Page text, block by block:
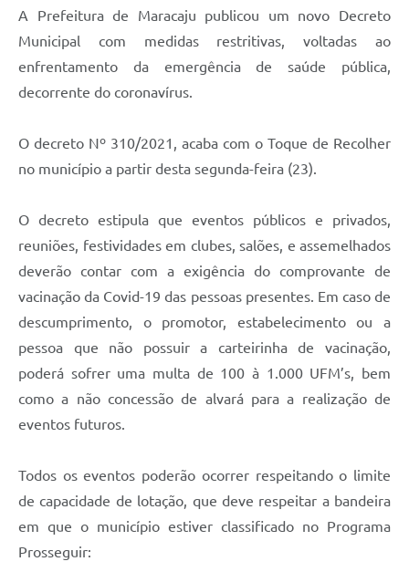
A Prefeitura de Maracaju publicou um novo Decreto
Municipal com medidas restritivas, voltadas ao
enfrentamento da emergência de saúde pública,
decorrente do coronavírus.
O decreto Nº 310/2021, acaba com o Toque de Recolher
no município a partir desta segunda-feira (23).
O decreto estipula que eventos públicos e privados,
reuniões, festividades em clubes, salões, e assemelhados
deverão contar com a exigência do comprovante de
vacinação da Covid-19 das pessoas presentes. Em caso de
descumprimento, o promotor, estabelecimento ou a
pessoa que não possuir a carteirinha de vacinação,
poderá sofrer uma multa de 100 à 1.000 UFM’s, bem
como a não concessão de alvará para a realização de
eventos futuros.
Todos os eventos poderão ocorrer respeitando o limite
de capacidade de lotação, que deve respeitar a bandeira
em que o município estiver classificado no Programa
Prosseguir: